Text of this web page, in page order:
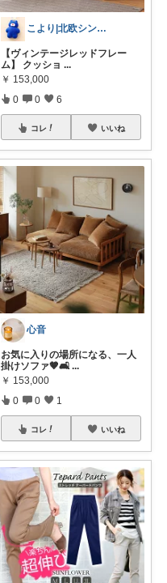
こより|北欧シンプル淡色大好き保育士
【ヴィンテージレッドフレー
ム】 クッショ ...
￥ 153,000
0 0 6
コレ いいね
心音
お気に入りの場所になる、一人
掛けソファ🤎🛋 ...
￥ 153,000
0 0 1
コレ いいね